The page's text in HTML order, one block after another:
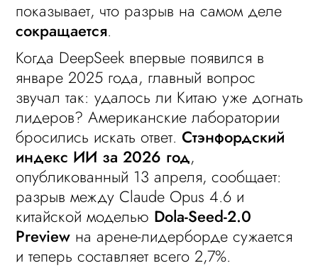
показывает, что разрыв на самом деле
сокращается.
Когда DeepSeek впервые появился в
январе 2025 года, главный вопрос
звучал так: удалось ли Китаю уже догнать
лидеров? Американские лаборатории
бросились искать ответ.Стэнфордский
индекс ИИ за 2026 год,
опубликованный 13 апреля, сообщает:
разрыв между Claude Opus 4.6 и
китайской моделью Dola-Seed-2.0
Preview на арене-лидерборде сужается
и теперь составляет всего 2,7%.